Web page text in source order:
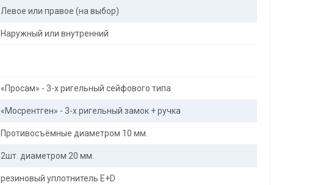
Левое или правое (на выбор)
Наружный или внутренний
«Просам» - 3-х ригельный сейфового типа
«Мосрентген» - 3-х ригельный замок + ручка
Противосъёмные диаметром 10 мм.
2шт. диаметром 20 мм.
резиновый уплотнитель E+D